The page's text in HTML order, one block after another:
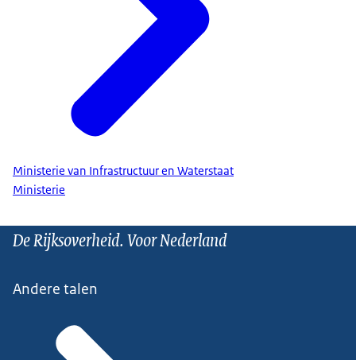
Ministerie van Infrastructuur en Waterstaat
Ministerie
De Rijksoverheid. Voor Nederland
Andere talen